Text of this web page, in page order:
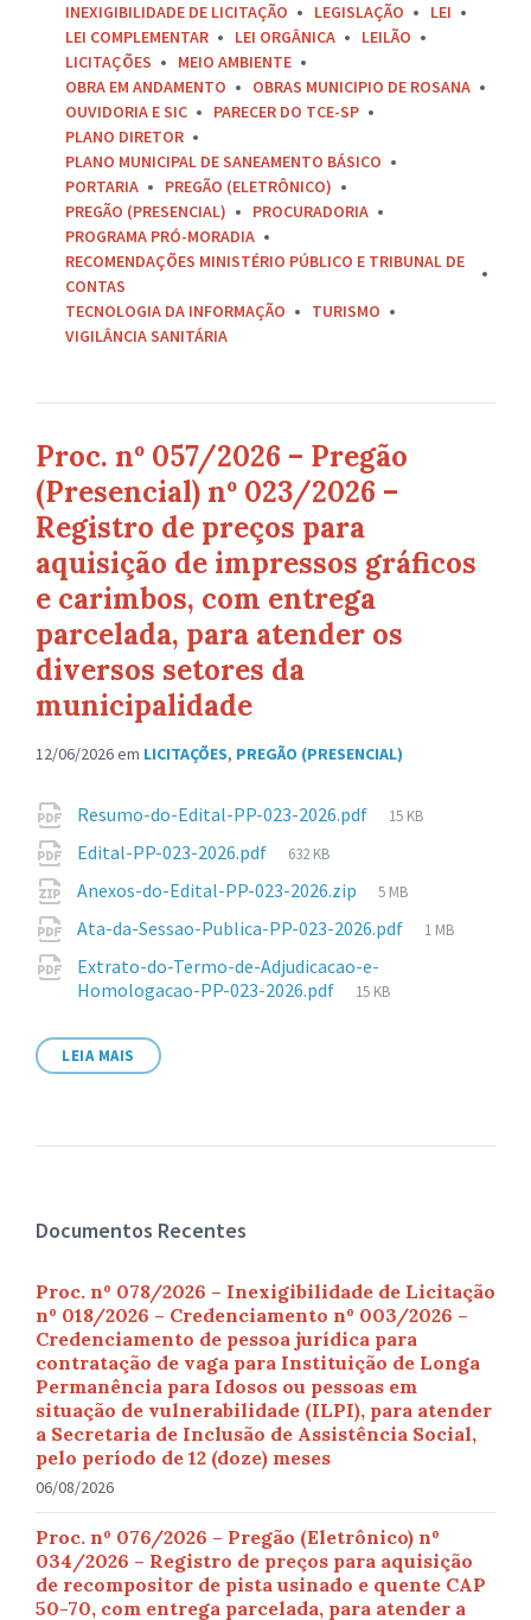
INEXIGIBILIDADE DE LICITAÇÃO
LEGISLAÇÃO
LEI
LEI COMPLEMENTAR
LEI ORGÂNICA
LEILÃO
LICITAÇÕES
MEIO AMBIENTE
OBRA EM ANDAMENTO
OBRAS MUNICIPIO DE ROSANA
OUVIDORIA E SIC
PARECER DO TCE-SP
PLANO DIRETOR
PLANO MUNICIPAL DE SANEAMENTO BÁSICO
PORTARIA
PREGÃO (ELETRÔNICO)
PREGÃO (PRESENCIAL)
PROCURADORIA
PROGRAMA PRÓ-MORADIA
RECOMENDAÇÕES MINISTÉRIO PÚBLICO E TRIBUNAL DE
CONTAS
TECNOLOGIA DA INFORMAÇÃO
TURISMO
VIGILÂNCIA SANITÁRIA
Proc. nº 057/2026 – Pregão
(Presencial) nº 023/2026 –
Registro de preços para
aquisição de impressos gráficos
e carimbos, com entrega
parcelada, para atender os
diversos setores da
municipalidade
12/06/2026em LICITAÇÕES, PREGÃO (PRESENCIAL)
Anexos
Resumo-do-Edital-PP-023-2026.pdf
Tamanho
15 KB
Edital-PP-023-2026.pdf
Tamanho
arquivo:
632 KB
Anexos-do-Edital-PP-023-2026.zip
Tamanho
arquivo:
5 MB
Ata-da-Sessao-Publica-PP-023-2026.pdf
Tamanho
1 MB
Extrato-do-Termo-de-Adjudicacao-e-
Homologacao-PP-023-2026.pdf
Tamanho
15 KB
LEIA MAIS
Documentos Recentes
Proc. nº 078/2026 – Inexigibilidade de Licitação
nº 018/2026 – Credenciamento nº 003/2026 –
Credenciamento de pessoa jurídica para
contratação de vaga para Instituição de Longa
Permanência para Idosos ou pessoas em
situação de vulnerabilidade (ILPI), para atender
a Secretaria de Inclusão de Assistência Social,
pelo período de 12 (doze) meses
06/08/2026
Proc. nº 076/2026 – Pregão (Eletrônico) nº
034/2026 – Registro de preços para aquisição
de recompositor de pista usinado e quente CAP
50-70, com entrega parcelada, para atender a